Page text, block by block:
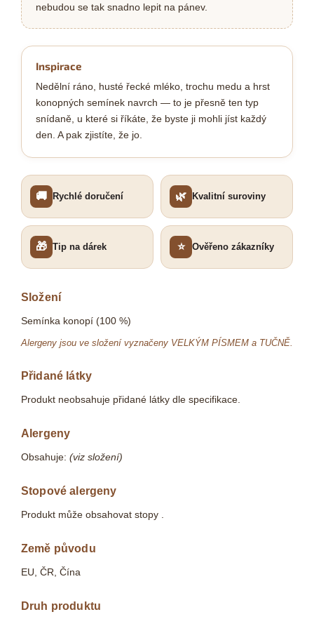
nebudou se tak snadno lepit na pánev.
Inspirace
Nedělní ráno, husté řecké mléko, trochu medu a hrst
konopných semínek navrch — to je přesně ten typ
snídaně, u které si říkáte, že byste ji mohli jíst každý
den. A pak zjistíte, že jo.
🚚 Rychlé doručení 🌿 Kvalitní suroviny
🎁 Tip na dárek ⭐ Ověřeno zákazníky
Složení
Semínka konopí (100 %)
Alergeny jsou ve složení vyznačeny VELKÝM PÍSMEM a TUČNĚ.
Přidané látky
Produkt neobsahuje přidané látky dle specifikace.
Alergeny
Obsahuje: (viz složení)
Stopové alergeny
Produkt může obsahovat stopy .
Země původu
EU, ČR, Čína
Druh produktu